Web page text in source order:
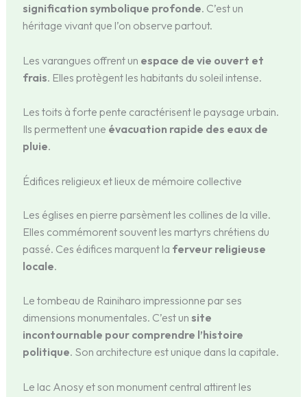
signification symbolique profonde. C’est un
héritage vivant que l’on observe partout.
Les varangues offrent un espace de vie ouvert et
frais. Elles protègent les habitants du soleil intense.
Les toits à forte pente caractérisent le paysage urbain.
Ils permettent une évacuation rapide des eaux de
pluie.
Édifices religieux et lieux de mémoire collective
Les églises en pierre parsèment les collines de la ville.
Elles commémorent souvent les martyrs chrétiens du
passé. Ces édifices marquent la ferveur religieuse
locale.
Le tombeau de Rainiharo impressionne par ses
dimensions monumentales. C’est un site
incontournable pour comprendre l’histoire
politique. Son architecture est unique dans la capitale.
Le lac Anosy et son monument central attirent les